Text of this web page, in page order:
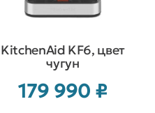
KitchenAid KF6, цвет
чугун
179 990 ₽